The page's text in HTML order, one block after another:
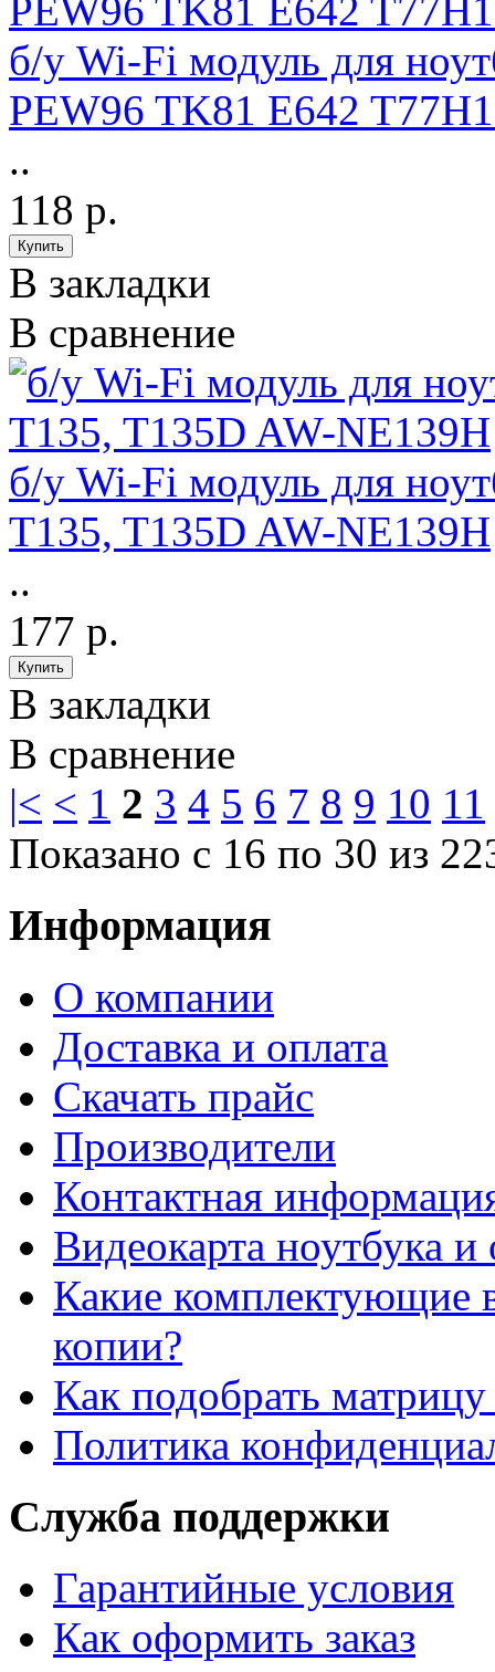
б/у Wi-Fi модуль для
PEW96 TK81 E642
..
118 р.
В закладки
В сравнение
б/у Wi-Fi модуль для
T135, T135D AW-NE139H
..
177 р.
В закладки
В сравнение
|< < 1 2 3 4 5 6 7 8 9 10 11
Показано с 16 по 30 из
Информация
О компании
Доставка и оплата
Cкачать прайс
Производители
Контактная
Видеокарта ноутбука
Какие комплектующие
копии?
Как подобрать
Политика
Служба поддержки
Гарантийные условия
Как оформить заказ